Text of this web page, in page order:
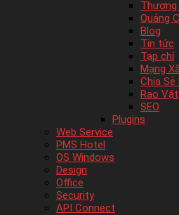
Quảng
Blog
Tin tức
Tạp chí
Mạng
Chia Sẻ
Rao Vặt
SEO
Plugins
Web Service
PMS Hotel
OS Windows
Design
Office
Security
API Connect